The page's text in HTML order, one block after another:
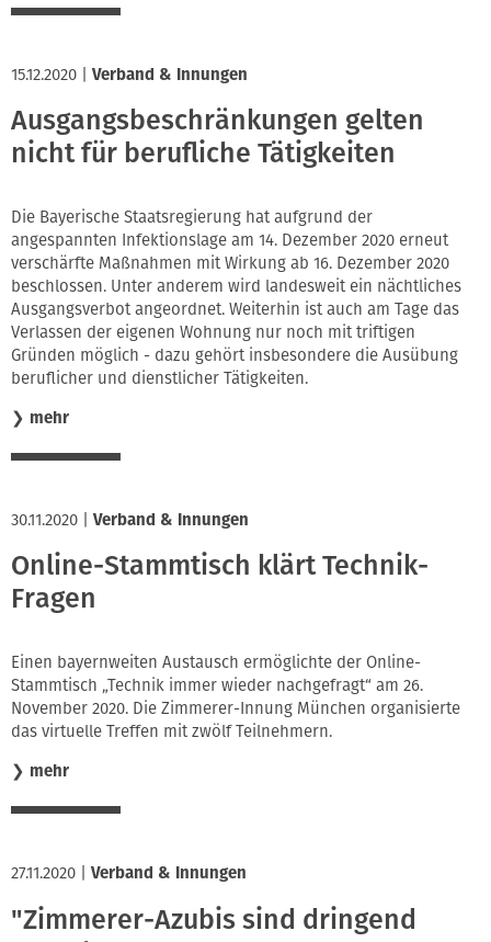
15.12.2020 Verband & Innungen
Ausgangsbeschränkungen gelten
nicht für berufliche Tätigkeiten
Die Bayerische Staatsregierung hat aufgrund der
angespannten Infektionslage am 14. Dezember 2020 erneut
verschärfte Maßnahmen mit Wirkung ab 16. Dezember 2020
beschlossen. Unter anderem wird landesweit ein nächtliches
Ausgangsverbot angeordnet. Weiterhin ist auch am Tage das
Verlassen der eigenen Wohnung nur noch mit triftigen
Gründen möglich - dazu gehört insbesondere die Ausübung
beruflicher und dienstlicher Tätigkeiten.
❯ mehr
30.11.2020 Verband & Innungen
Online-Stammtisch klärt Technik-
Fragen
Einen bayernweiten Austausch ermöglichte der Online-
Stammtisch „Technik immer wieder nachgefragt“ am 26.
November 2020. Die Zimmerer-Innung München organisierte
das virtuelle Treffen mit zwölf Teilnehmern.
❯ mehr
27.11.2020 Verband & Innungen
"Zimmerer-Azubis sind dringend